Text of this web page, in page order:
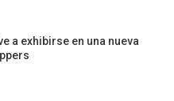
a exhibirse en una nueva